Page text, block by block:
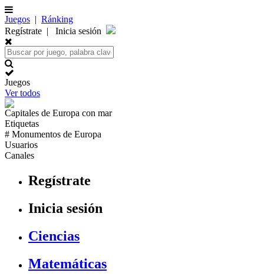
Juegos | Ránking
Regístrate | Inicia sesión
Juegos
Ver todos
Capitales de Europa con mar
Etiquetas
# Monumentos de Europa
Usuarios
Canales
Regístrate
Inicia sesión
Ciencias
Matemáticas